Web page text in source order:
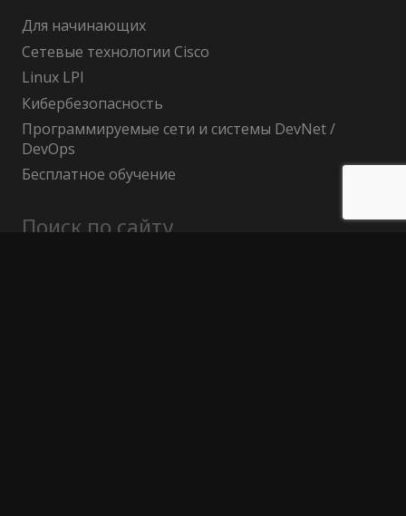
Для начинающих
Сетевые технологии Cisco
Linux LPI
Кибербезопасность
Программируемые сети и системы DevNet /
DevOps
Бесплатное обучение
Поиск по сайту